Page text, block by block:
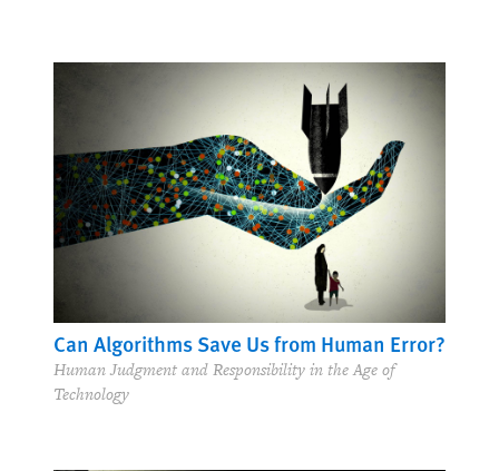
Can Algorithms Save Us from Human Error?
Human Judgment and Responsibility in the Age of
Technology